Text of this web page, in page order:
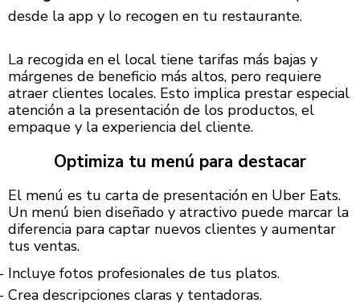
desde la app y lo recogen en tu restaurante.
La recogida en el local tiene tarifas más bajas y
márgenes de beneficio más altos, pero requiere
atraer clientes locales. Esto implica prestar especial
atención a la presentación de los productos, el
empaque y la experiencia del cliente.
Optimiza tu menú para destacar
El menú es tu carta de presentación en Uber Eats.
Un menú bien diseñado y atractivo puede marcar la
diferencia para captar nuevos clientes y aumentar
tus ventas.
Incluye fotos profesionales de tus platos.
Crea descripciones claras y tentadoras.